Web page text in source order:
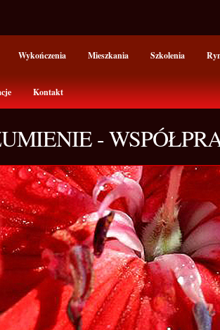
Wykończenia Mieszkania Szkolenia
Kontakt
-